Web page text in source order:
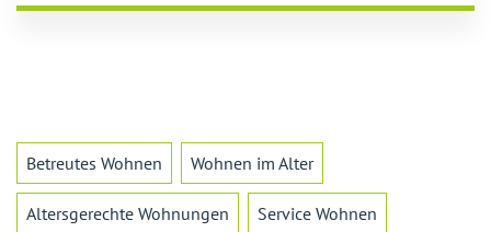
Betreutes Wohnen Wohnen im Alter
Altersgerechte Wohnungen Service Wohnen